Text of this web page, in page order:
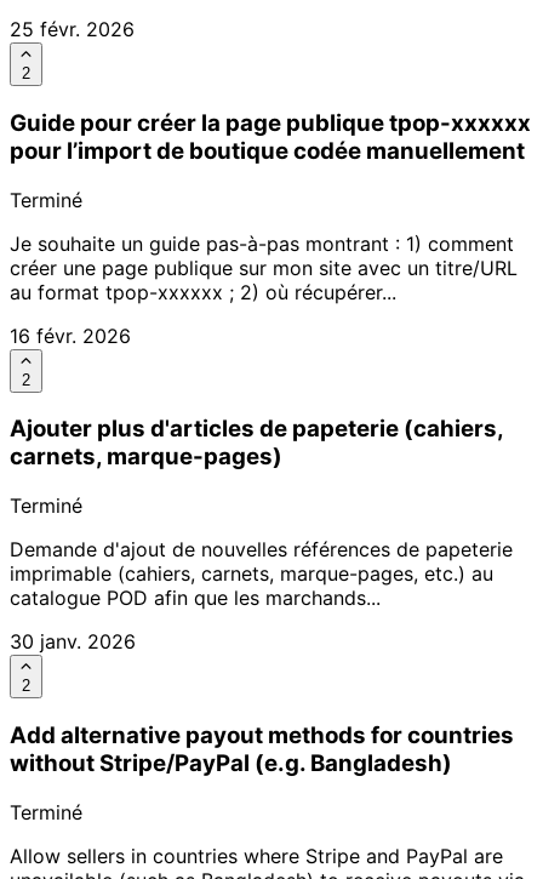
25 févr. 2026
2
Guide pour créer la page publique tpop-xxxxxx
pour l’import de boutique codée manuellement
Terminé
Je souhaite un guide pas-à-pas montrant : 1) comment
créer une page publique sur mon site avec un titre/URL
au format tpop-xxxxxx ; 2) où récupérer...
16 févr. 2026
2
Ajouter plus d'articles de papeterie (cahiers,
carnets, marque-pages)
Terminé
Demande d'ajout de nouvelles références de papeterie
imprimable (cahiers, carnets, marque-pages, etc.) au
catalogue POD afin que les marchands...
30 janv. 2026
2
Add alternative payout methods for countries
without Stripe/PayPal (e.g. Bangladesh)
Terminé
Allow sellers in countries where Stripe and PayPal are